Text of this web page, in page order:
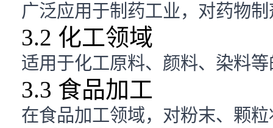
广泛应用于制药工业，对药物
3.2 化工领域
适用于化工原料、颜料、染料
3.3 食品加工
在食品加工领域，对粉末、颗